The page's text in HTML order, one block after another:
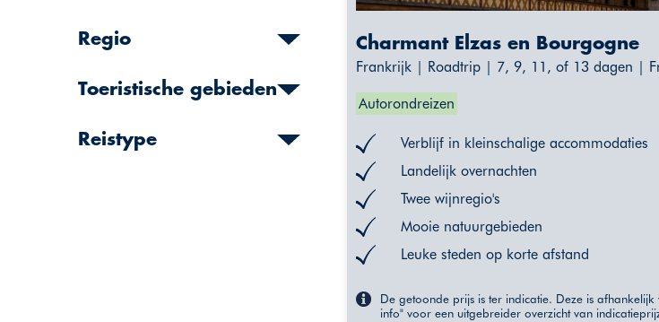
Regio
Toeristische gebieden
Reistype
Charmant Elzas en Bourgogne
Frankrijk | Roadtrip | 7, 9, 11, of 13 dagen |
Autorondreizen
Verblijf in kleinschalige accommodaties
Landelijk overnachten
Twee wijnregio's
Mooie natuurgebieden
Leuke steden op korte afstand
De getoonde prijs is ter indicatie. Deze is
info" voor een uitgebreider overzicht van